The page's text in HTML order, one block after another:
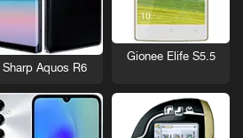
Gionee Elife S5.5
Sharp Aquos R6